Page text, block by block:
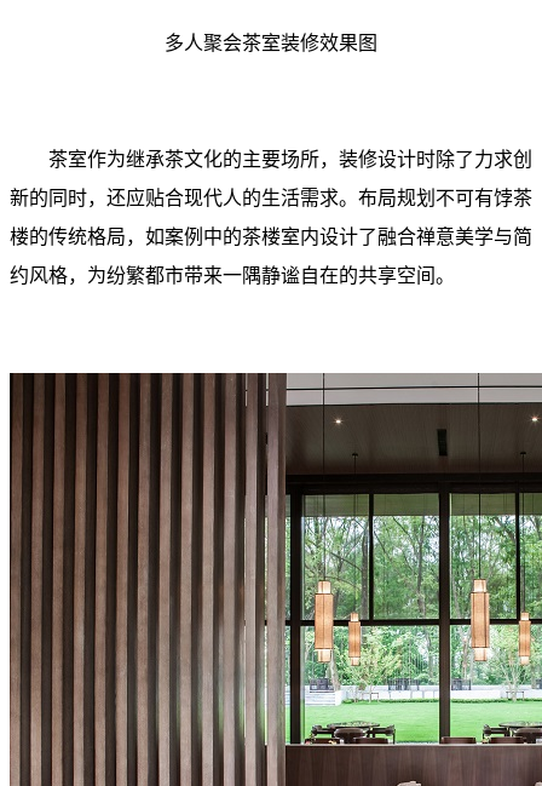
多人聚会茶室装修效果图
茶室作为继承茶文化的主要场所，装修设计时除了力求创
新的同时，还应贴合现代人的生活需求。布局规划不可有饽茶
楼的传统格局，如案例中的茶楼室内设计了融合禅意美学与简
约风格，为纷繁都市带来一隅静谧自在的共享空间。